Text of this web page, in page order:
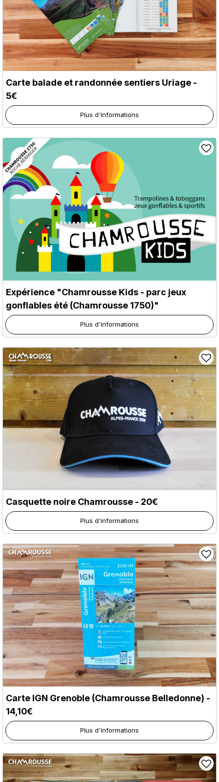
Carte balade et randonnée sentiers Uriage -
5€
Plus d'informations
Expérience "Chamrousse Kids - parc jeux
gonflables été (Chamrousse 1750)"
Plus d'informations
Casquette noire Chamrousse - 20€
Plus d'informations
Carte IGN Grenoble (Chamrousse Belledonne) -
14,10€
Plus d'informations